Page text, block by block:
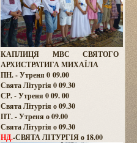
КАПЛИЦЯ МВС СВЯТОГО
АРХИСТРАТИГА МИХАЇЛА
ПН. - Утреня 0 09.00
Свята Літургія 0 09.30
СР. - Утреня 0 09. 00
Свята Літургія о 09.30
ПТ. - Утреня о 09.00
Свята Літургія о 09.30
НД.-СВЯТА ЛІТУРГІЯ о 18.00